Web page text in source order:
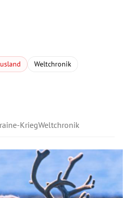
Weltchronik
KriegWeltchronik